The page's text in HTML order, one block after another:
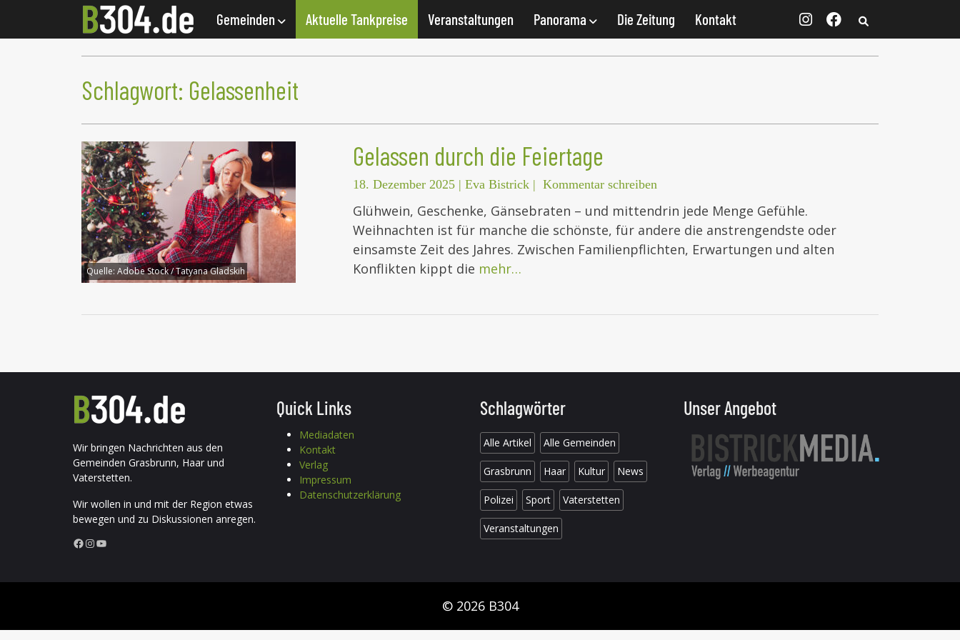
Gemeinden Aktuelle Tankpreise Veranstaltungen Panorama Die Zeitung Kontakt
Schlagwort: Gelassenheit
Quelle: Adobe Stock / Tatyana Gladskih
Gelassen durch die Feiertage
18. Dezember 2025 | Eva Bistrick | Kommentar schreiben
Glühwein, Geschenke, Gänsebraten – und mittendrin jede Menge Gefühle.
Weihnachten ist für manche die schönste, für andere die anstrengendste oder
einsamste Zeit des Jahres. Zwischen Familienpflichten, Erwartungen und alten
Konflikten kippt die mehr…
Wir bringen Nachrichten aus den
Gemeinden Grasbrunn, Haar und
Vaterstetten.
Wir wollen in und mit der Region etwas
bewegen und zu Diskussionen anregen.
Facebook InstagramYouTube
Quick Links
Mediadaten
Kontakt
Verlag
Impressum
Datenschutzerklärung
Schlagwörter
Alle Artikel Alle Gemeinden
Grasbrunn Haar Kultur News
Polizei Sport Vaterstetten
Veranstaltungen
Unser Angebot
© 2026 B304